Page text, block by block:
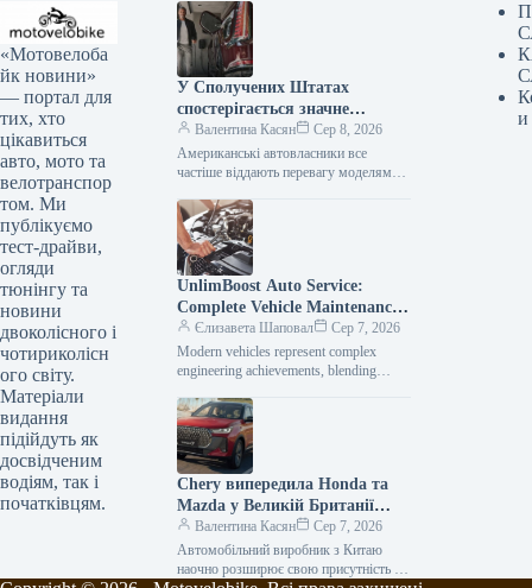
«Мотовелоба
йк новини»
— портал для
тих, хто
цікавиться
авто, мото та
велотранспор
том. Ми
публікуємо
тест-драйви,
огляди
тюнінгу та
новини
двоколісного і
чотириколісн
ого світу.
Матеріали
видання
підійдуть як
досвідченим
водіям, так і
початківцям.
У Сполучених Штатах
спостерігається значне
зниження популярності
елітних автомобілів.
Валентина Касян
Сер 8, 2026
Американські автовласники все
частіше віддають перевагу моделям
аніж автомобілям преміум-класу. Дані,
зібрані J.D. Power за перше…
UnlimBoost Auto Service:
Complete Vehicle Maintenance
& ECU Tuning
Єлизавета Шаповал
Сер 7, 2026
Modern vehicles represent complex
engineering achievements, blending
with intricate electronic management
systems. When searching for specialized
car…
Chery випередила Honda та
Mazda у Великій Британії
лише за рік після своєї появи
на ринку.
Валентина Касян
Сер 7, 2026
Автомобільний виробник з Китаю
наочно розширює свою присутність на
и